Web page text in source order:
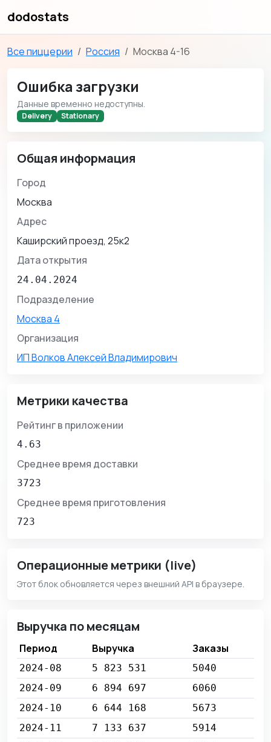
dodostats
Все пиццерии Россия Москва 4-16
Ошибка загрузки
Данные временно недоступны.
Delivery Stationary
Общая информация
Город
Москва
Адрес
Каширский проезд, 25к2
Дата открытия
24.04.2024
Подразделение
Москва 4
Организация
ИП Волков Алексей Владимирович
Метрики качества
Рейтинг в приложении
4.63
Среднее время доставки
3723
Среднее время приготовления
723
Операционные метрики (live)
Этот блок обновляется через внешний API в браузере.
Выручка по месяцам
Период Выручка Заказы
2024-08 5 823 531
5040
2024-09
6 894 697
6060
2024-10
6 644 168
5673
2024-11
7 133 637
5914